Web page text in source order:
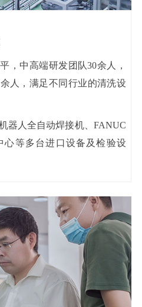
，中高端研发团队30余人，
人，满足不同行业的清洗设
器人全自动焊接机、FANUC
心等多台进口设备及检验设